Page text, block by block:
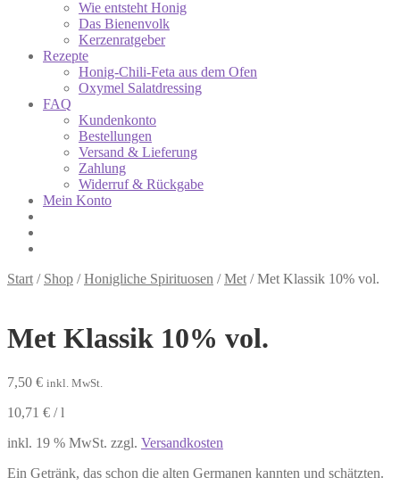
Wie entsteht Honig
Das Bienenvolk
Kerzenratgeber
Rezepte
Honig-Chili-Feta aus dem Ofen
Oxymel Salatdressing
FAQ
Kundenkonto
Bestellungen
Versand & Lieferung
Zahlung
Widerruf & Rückgabe
Mein Konto
Start / Shop /Honigliche Spirituosen /Met /Met Klassik 10% vol.
Met Klassik 10% vol.
7,50 € inkl. MwSt.
10,71 € /l
inkl. 19 % MwSt. zzgl. Versandkosten
Ein Getränk, das schon die alten Germanen kannten und schätzten.